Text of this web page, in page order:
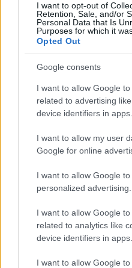
I want to opt-out of
Retention, Sale, and/or
Personal Data that Is
Purposes for which it
Opted Out
Google consents
I want to allow Google
related to advertising
device identifiers in apps.
I want to allow my user
Google for online
I want to allow Google
personalized advertising.
I want to allow Google
related to analytics like
device identifiers in apps.
I want to allow Google
Continua a
NEWS